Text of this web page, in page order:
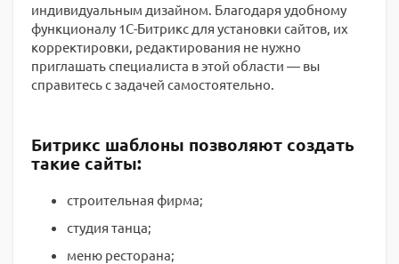
индивидуальным дизайном. Благодаря удобному
функционалу 1С-Битрикс для установки сайтов, их
корректировки, редактирования не нужно
приглашать специалиста в этой области — вы
справитесь с задачей самостоятельно.
Битрикс шаблоны позволяют создать
такие сайты:
строительная фирма;
студия танца;
меню ресторана;